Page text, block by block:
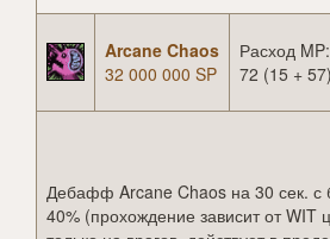
Arcane Chaos
32 000 000 SP
Расход MP:
72 (15 + 57)
Дебафф Arcane Chaos на 30 сек.
40% (прохождение зависит от WIT